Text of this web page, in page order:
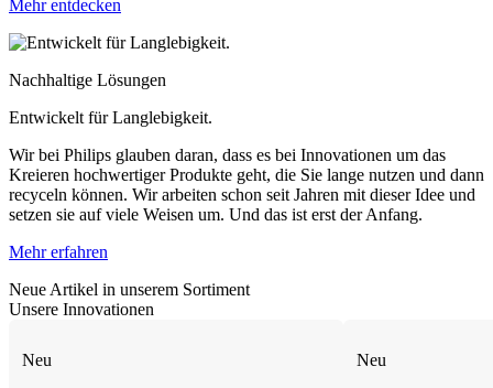
Mehr entdecken
Nachhaltige Lösungen
Entwickelt für Langlebigkeit.
Wir bei Philips glauben daran, dass es bei Innovationen um das
Kreieren hochwertiger Produkte geht, die Sie lange nutzen und dann
recyceln können. Wir arbeiten schon seit Jahren mit dieser Idee und
setzen sie auf viele Weisen um. Und das ist erst der Anfang.
Mehr erfahren
Neue Artikel in unserem Sortiment
Unsere Innovationen
Neu Neu